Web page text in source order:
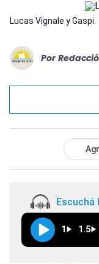
Lucas Vignale y Gaspi.
Por
Escuchá
1 1.5